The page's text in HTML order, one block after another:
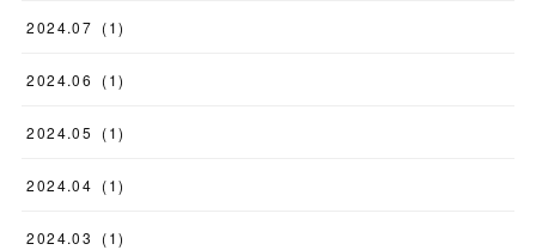
2024.07 (1)
2024.06 (1)
2024.05 (1)
2024.04 (1)
2024.03 (1)